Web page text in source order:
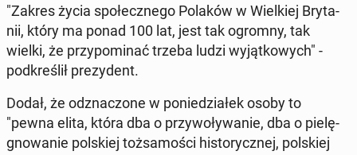
"Zakres życia spo­łecz­ne­go Polaków w Wiel­kiej Bry­ta­
nii, który ma ponad 100 lat, jest tak ogromny, tak
wielki, że przy­po­mi­nać trzeba ludzi wy­jąt­ko­wych" -
pod­kre­ślił pre­zy­dent.
Dodał, że od­zna­czo­ne w po­nie­dzia­łek osoby to
"pewna elita, która dba o przy­wo­ły­wa­nie, dba o pie­lę­
gno­wa­nie pol­skiej toż­sa­mo­ści hi­sto­rycz­nej, pol­skiej